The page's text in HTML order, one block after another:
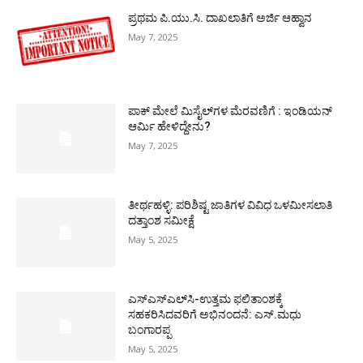
ಪ್ರಥಮ ಪಿ.ಯು.ಸಿ. ದಾಖಲಾತಿಗೆ ಅರ್ಜಿ ಆಹ್ವಾನ
May 7, 2025
ಪಾಕ್​ ಮೇಲೆ ಮಿಸೈಲ್​ಗಳ ಮೆರವಣಿಗೆ : ಇಂಡಿಯನ್
ಆರ್ಮಿ ಹೇಳಿದ್ದೇನು?
May 7, 2025
ತೀರ್ಥಹಳ್ಳಿ: ಪರಿಶಿಷ್ಟ ಜಾತಿಗಳ ವಿವಿಧ ಒಳಮೀಸಲಾತಿ
ದತ್ತಾಂಶ ಸಮೀಕ್ಷೆ
May 5, 2025
ಎಸ್‌ಎಸ್‌ಎಲ್‌ಸಿ-ಉತ್ತಮ ಫಲಿತಾಂಶಕ್ಕೆ
ಸಹಕರಿಸಿದವರಿಗೆ ಅಭಿನಂದನೆ: ಎಸ್.ಮಧು
ಬಂಗಾರಪ್ಪ
May 5, 2025